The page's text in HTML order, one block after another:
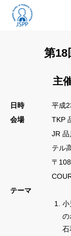
2026.08.07
2026.07.30
2026.04.07
2026.08.07
第18
主
日時
平成
会場
TKP
JR
テル
〒
テーマ
小
の
石
学会発行物
お問い合わせ
お知ら